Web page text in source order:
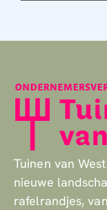
Tuinen van
nieuwe
rafelrandjes,